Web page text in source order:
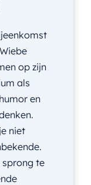
op zijn
als
en
niet
sprong te